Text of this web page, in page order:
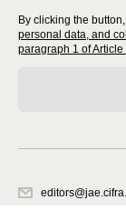
By clicking the
personal data, and
paragraph 1 of